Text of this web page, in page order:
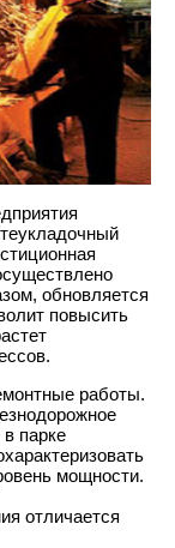
обновляется
повысить
работы.
парке
мощности.
отличается